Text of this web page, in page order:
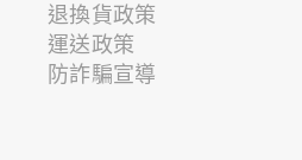
退換貨政策
運送政策
防詐騙宣導